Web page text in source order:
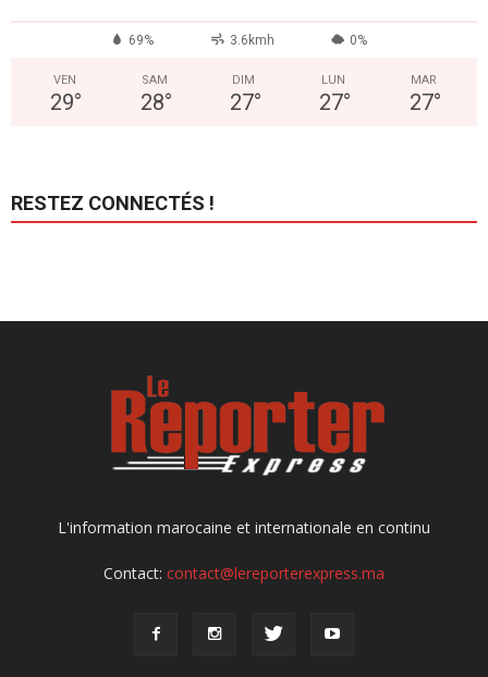
69% 3.6kmh 0%
VEN
29°
SAM
28°
DIM
27°
LUN
27°
MAR
27°
RESTEZ CONNECTÉS !
L'information marocaine et internationale en continu
Contact: contact@lereporterexpress.ma